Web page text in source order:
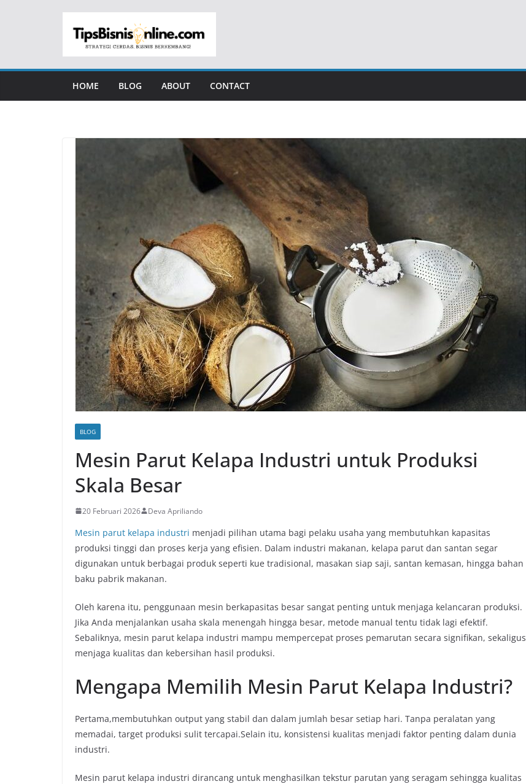
HOME BLOG ABOUT CONTACT
BLOG
Mesin Parut Kelapa Industri untuk Produksi
Skala Besar
20 Februari 2026 Deva Apriliando
Mesin parut kelapa industri menjadi pilihan utama bagi pelaku usaha yang membutuhkan kapasitas
produksi tinggi dan proses kerja yang efisien. Dalam industri makanan, kelapa parut dan santan segar
digunakan untuk berbagai produk seperti kue tradisional, masakan siap saji, santan kemasan, hingga bahan
baku pabrik makanan.
Oleh karena itu, penggunaan mesin berkapasitas besar sangat penting untuk menjaga kelancaran produksi.
Jika Anda menjalankan usaha skala menengah hingga besar, metode manual tentu tidak lagi efektif.
Sebaliknya, mesin parut kelapa industri mampu mempercepat proses pemarutan secara signifikan, sekaligus
menjaga kualitas dan kebersihan hasil produksi.
Mengapa Memilih Mesin Parut Kelapa Industri?
Pertama,membutuhkan output yang stabil dan dalam jumlah besar setiap hari. Tanpa peralatan yang
memadai, target produksi sulit tercapai.Selain itu, konsistensi kualitas menjadi faktor penting dalam dunia
industri.
Mesin parut kelapa industri dirancang untuk menghasilkan tekstur parutan yang seragam sehingga kualitas